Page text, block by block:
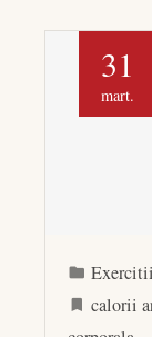
31
mart.
Exercitii
calorii